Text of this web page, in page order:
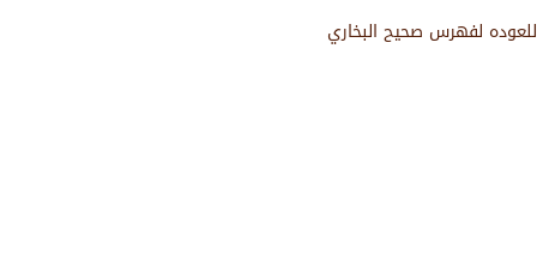
للعوده لفهرس صحيح البخاري